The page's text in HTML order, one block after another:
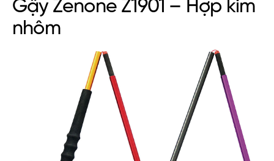
Gậy Zenone Z1901 – Hợp kim
nhôm